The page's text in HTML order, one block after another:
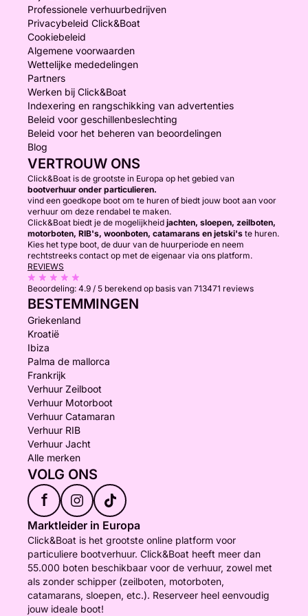
- 10:00 tot 17:00 uur / TOTALE PRIJS: €550
-------------------------------
- Halve dag (3,5 uur):
- 9:30 tot 13:00 uur / TOTALE PRIJS: €350
- 13:30 tot 17:00 uur / TOTALE PRIJS: €390
- 17:30 tot 21:00 uur / TOTALE PRIJS: €300
-------------------------------
------------------------------
NOVEMBER, DECEMBER, JANUARI EN FEBRUARI:
- Hele dag (6 uur)
- 10:00 tot 16:00 uur / TOTALE PRIJS: €450
-------------------------------
- Halve dag (3 uur):
- 10:00 tot 13:00 uur / TOTALE PRIJS: €300
- 13:30 tot 16:30 uur / TOTALE PRIJS: €340
- 17:00 tot 20:00 uur / TOTALE PRIJS: €250
-------------------------------
-------------------------------
BORG:
Voor alle activiteiten is een borg van €200 vereist,
contant te betalen aan de kapitein bij het inschepen.
Deze borg wordt aan het einde van de activiteit
terugbetaald.
-------------------------------
-------------------------------
VOOR MEERDERE DAGEN, NEEM CONTACT MET
ONS OP.
Professionele verhuurbedrijven
Privacybeleid Click&Boat
Cookiebeleid
Algemene voorwaarden
Wettelijke mededelingen
Partners
Werken bij Click&Boat
Indexering en rangschikking van advertenties
Beleid voor geschillenbeslechting
Beleid voor het beheren van beoordelingen
Blog
VERTROUW ONS
Click&Boat is de grootste in Europa op het gebied van
bootverhuur onder particulieren.
vind een goedkope boot om te huren of biedt jouw boot aan voor
verhuur om deze rendabel te maken.
Click&Boat biedt je de mogelijkheid jachten, sloepen, zeilboten,
motorboten, RIB's, woonboten, catamarans en jetski's te huren.
Kies het type boot, de duur van de huurperiode en neem
rechtstreeks contact op met de eigenaar via ons platform.
REVIEWS
Beoordeling: 4.9 / 5 berekend op basis van 713471 reviews
BESTEMMINGEN
Griekenland
Kroatië
Ibiza
Palma de mallorca
Frankrijk
Verhuur Zeilboot
Verhuur Motorboot
Verhuur Catamaran
Verhuur RIB
Verhuur Jacht
Alle merken
VOLG ONS
f
Marktleider in Europa
Click&Boat is het grootste online platform voor
particuliere bootverhuur. Click&Boat heeft meer dan
55.000 boten beschikbaar voor de verhuur, zowel met
als zonder schipper (zeilboten, motorboten,
catamarans, sloepen, etc.). Reserveer heel eenvoudig
jouw ideale boot!